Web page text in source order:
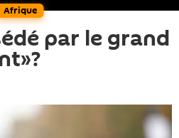
Afrique
par le grand